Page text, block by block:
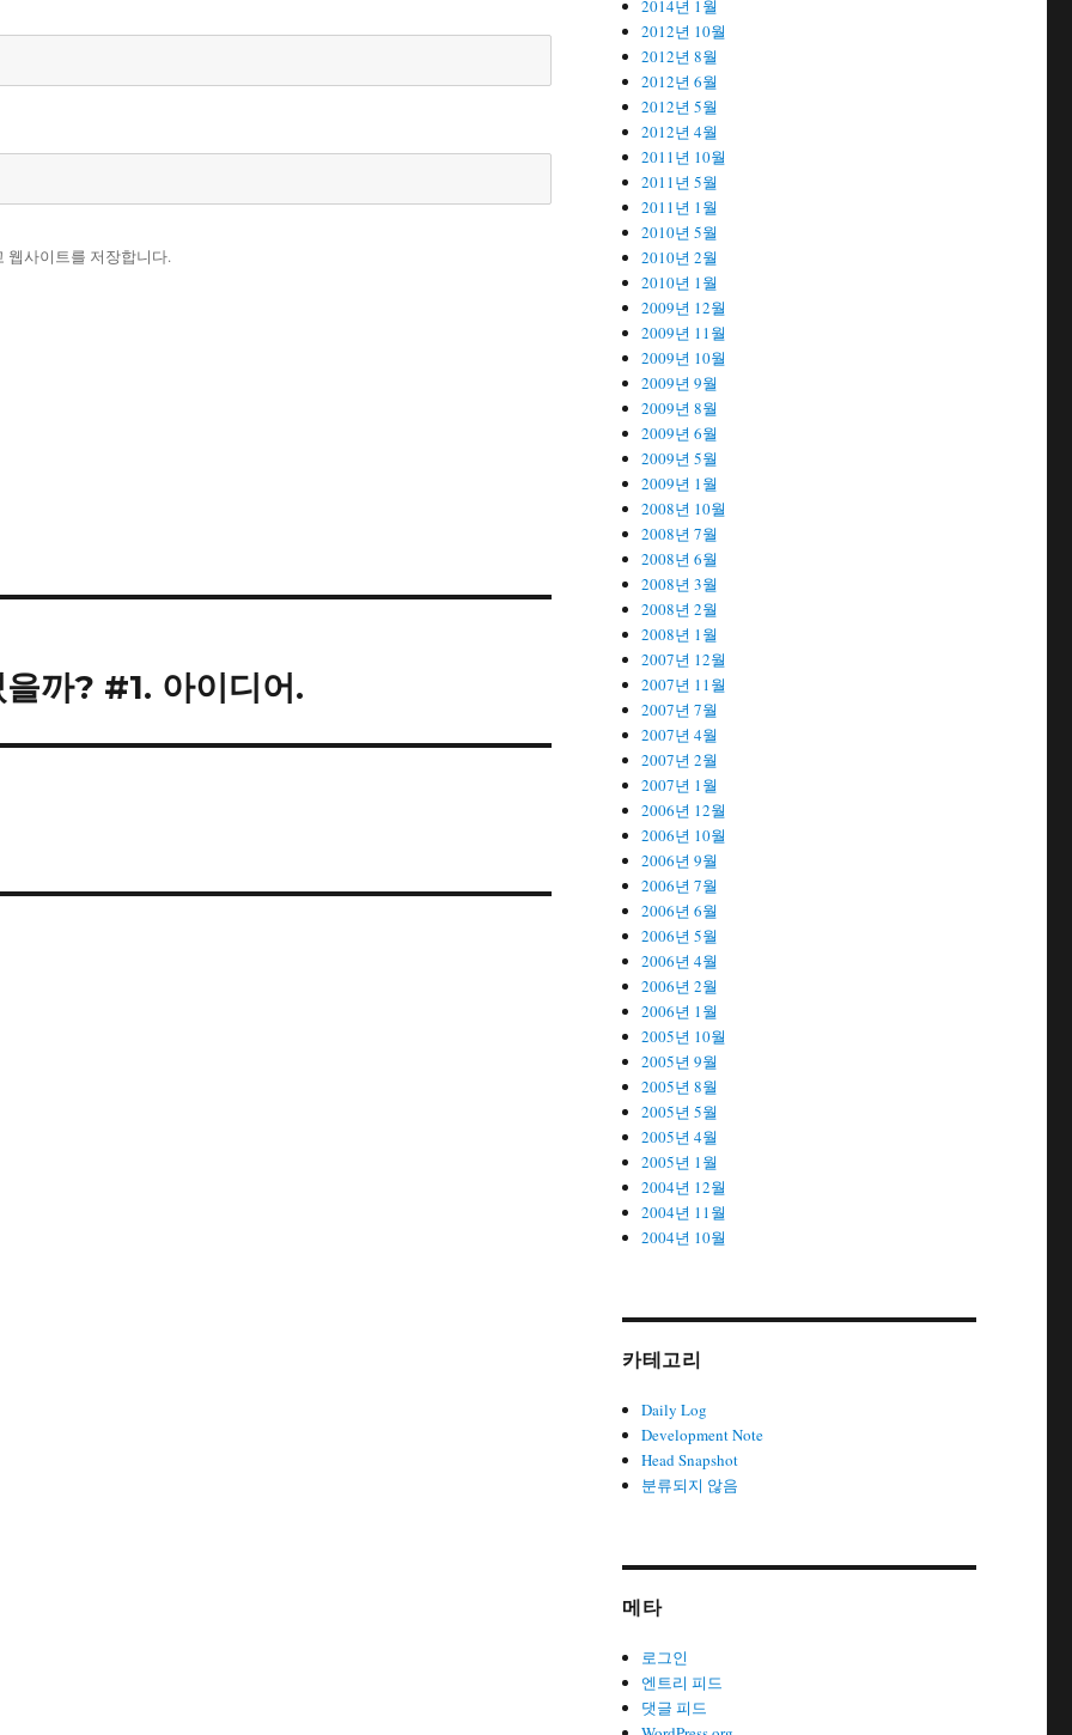
웹사이트를 저장합니다.
까? #1. 아이디어.
2014년 1월
2012년 10월
2012년 8월
2012년 6월
2012년 5월
2012년 4월
2011년 10월
2011년 5월
2011년 1월
2010년 5월
2010년 2월
2010년 1월
2009년 12월
2009년 11월
2009년 10월
2009년 9월
2009년 8월
2009년 6월
2009년 5월
2009년 1월
2008년 10월
2008년 7월
2008년 6월
2008년 3월
2008년 2월
2008년 1월
2007년 12월
2007년 11월
2007년 7월
2007년 4월
2007년 2월
2007년 1월
2006년 12월
2006년 10월
2006년 9월
2006년 7월
2006년 6월
2006년 5월
2006년 4월
2006년 2월
2006년 1월
2005년 10월
2005년 9월
2005년 8월
2005년 5월
2005년 4월
2005년 1월
2004년 12월
2004년 11월
2004년 10월
카테고리
Daily Log
Development Note
Head Snapshot
분류되지 않음
메타
로그인
엔트리 피드
댓글 피드